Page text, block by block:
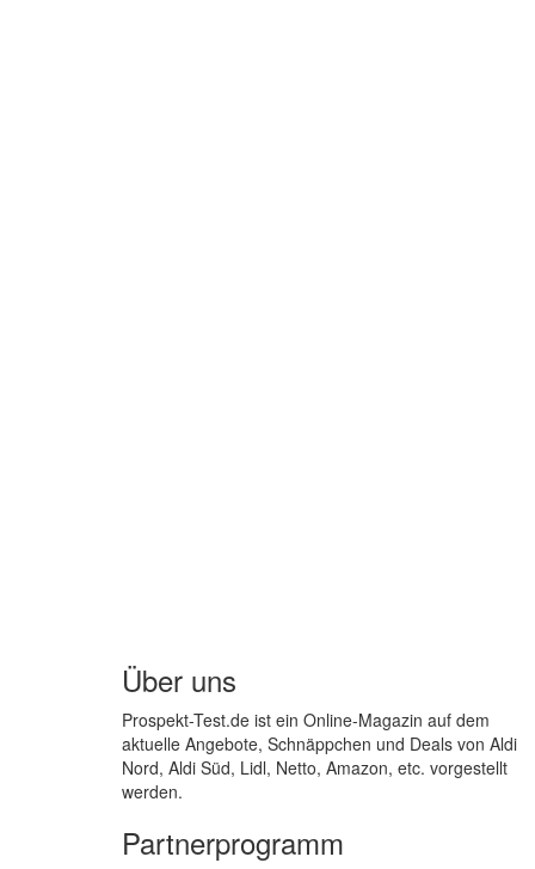
Über uns
Prospekt-Test.de ist ein Online-Magazin auf dem
aktuelle Angebote, Schnäppchen und Deals von Aldi
Nord, Aldi Süd, Lidl, Netto, Amazon, etc. vorgestellt
werden.
Partnerprogramm